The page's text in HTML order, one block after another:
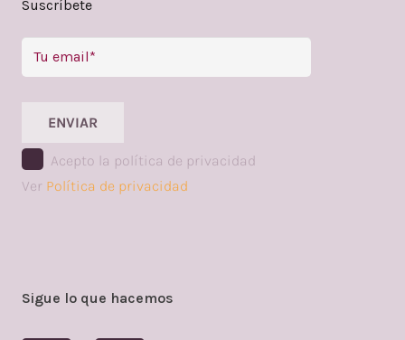
Suscríbete
ENVIAR
Acepto la política de privacidad
Ver Política de privacidad
Sigue lo que hacemos